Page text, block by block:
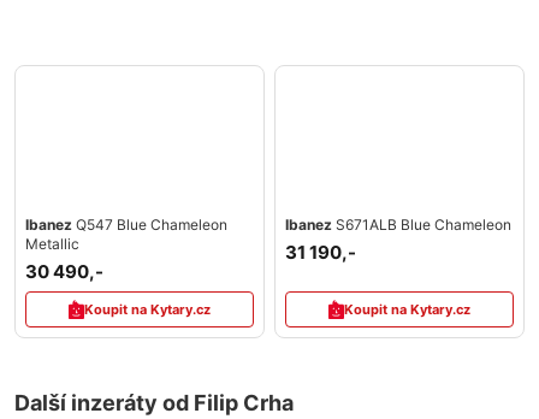
Ibanez Q547 Blue Chameleon
Metallic
30 490,-
Koupit na Kytary.cz
Ibanez S671ALB Blue Chameleon
31 190,-
Koupit na Kytary.cz
Další inzeráty od Filip Crha